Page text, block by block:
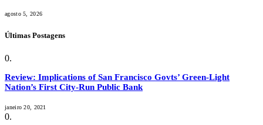
agosto 5, 2026
Últimas Postagens
Review: Implications of San Francisco Govts’ Green-Light
Nation’s First City-Run Public Bank
janeiro 20, 2021